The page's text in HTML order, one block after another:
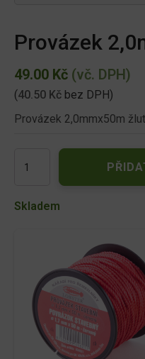
Provázek
49.00 Kč (vč. DPH)
(40.50 Kč bez DPH)
Provázek 2,0mmx50m
2,0mmx50m
množství
Skladem